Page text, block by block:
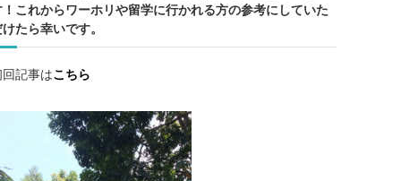
！これからワーホリや留学に行かれる方の参考にしていた
たら幸いです。
回記事はこちら